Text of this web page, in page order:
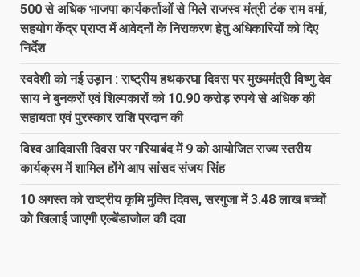
500 से अधिक भाजपा कार्यकर्ताओं से मिले राजस्व मंत्री टंक राम वर्मा,
सहयोग केंद्र प्राप्त में आवेदनों के निराकरण हेतु अधिकारियों को दिए
निर्देश
स्वदेशी को नई उड़ान : राष्ट्रीय हथकरघा दिवस पर मुख्यमंत्री विष्णु देव
साय ने बुनकरों एवं शिल्पकारों को 10.90 करोड़ रुपये से अधिक की
सहायता एवं पुरस्कार राशि प्रदान की
विश्व आदिवासी दिवस पर गरियाबंद में 9 को आयोजित राज्य स्तरीय
कार्यक्रम में शामिल होंगे आप सांसद संजय सिंह
10 अगस्त को राष्ट्रीय कृमि मुक्ति दिवस, सरगुजा में 3.48 लाख बच्चों
को खिलाई जाएगी एल्बेंडाजोल की दवा